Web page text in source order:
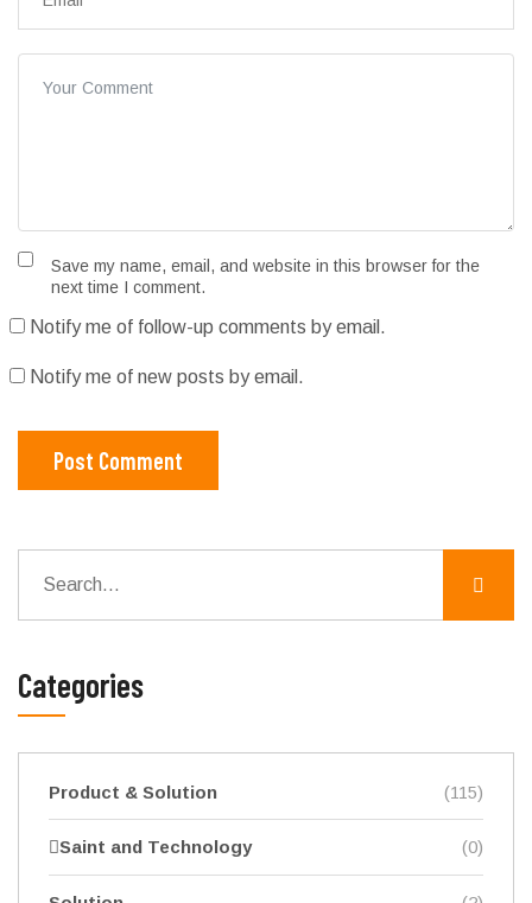
Save my name, email, and website in this browser for the
next time I comment.
Notify me of follow-up comments by email.
Notify me of new posts by email.
Post Comment
Categories
Product & Solution (115)
Saint and Technology (0)